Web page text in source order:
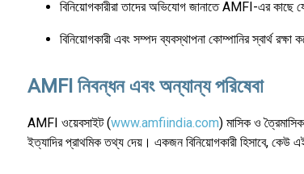
বিনিয়োগকারীরা তাদের অভিযোগ জানাতে AMFI-এর কাছে
বিনিয়োগকারী এবং সম্পদ ব্যবস্থাপনা কোম্পানির স্বার্থ রক্ষা
AMFI নিবন্ধন এবং অন্যান্য পরিষেবা
AMFI ওয়েবসাইট (www.amfiindia.com) মাসিক ও
ইত্যাদির প্রাথমিক তথ্য দেয়। একজন বিনিয়োগকারী হিসাবে, কেউ